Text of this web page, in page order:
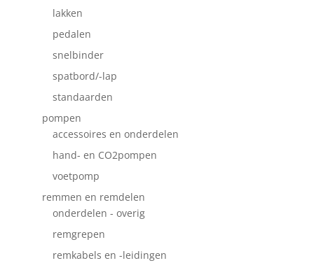
lakken
pedalen
snelbinder
spatbord/-lap
standaarden
pompen
accessoires en onderdelen
hand- en CO2pompen
voetpomp
remmen en remdelen
onderdelen - overig
remgrepen
remkabels en -leidingen